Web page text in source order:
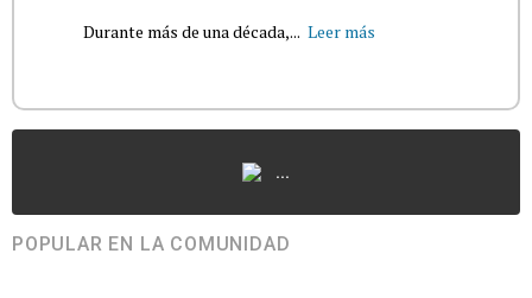
Durante más de una década,... Leer más
...
POPULAR EN LA COMUNIDAD